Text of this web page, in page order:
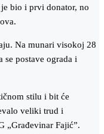
bio i prvi donator, no
Na munari visokoj 28
se postave ograda i
stilu i bit će
veliki trud i
„Građevinar Fajić”.